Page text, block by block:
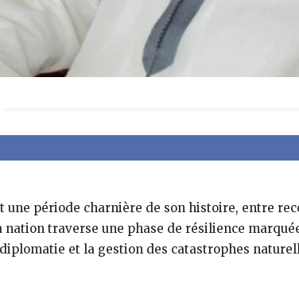
une période charnière de son histoire, entre
traverse une phase de résilience
et la gestion des catastrophes